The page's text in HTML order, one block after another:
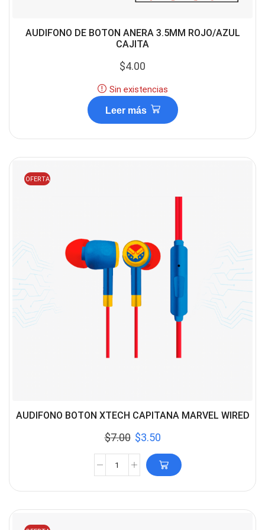
AUDIFONO DE BOTON ANERA 3.5MM ROJO/AZUL
CAJITA
$4.00
Sin existencias
Leer más
OFERTA
AUDIFONO BOTON XTECH CAPITANA MARVEL WIRED
$7.00 $3.50